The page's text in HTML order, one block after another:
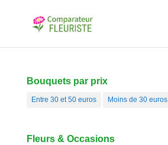
Bouquets par prix
Entre 30 et 50 euros Moins de 30 euros
Fleurs & Occasions